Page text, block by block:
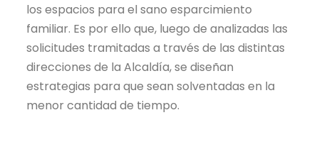
los espacios para el sano esparcimiento
familiar. Es por ello que, luego de analizadas las
solicitudes tramitadas a través de las distintas
direcciones de la Alcaldía, se diseñan
estrategias para que sean solventadas en la
menor cantidad de tiempo.